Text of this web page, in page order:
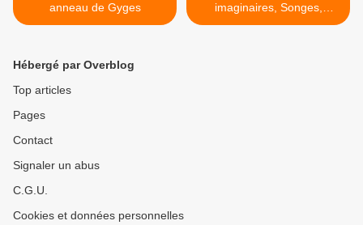
anneau de Gyges
imaginaires, Songes,
Visions et Romans
Hébergé par Overblog
Top articles
Pages
Contact
Signaler un abus
C.G.U.
Cookies et données personnelles